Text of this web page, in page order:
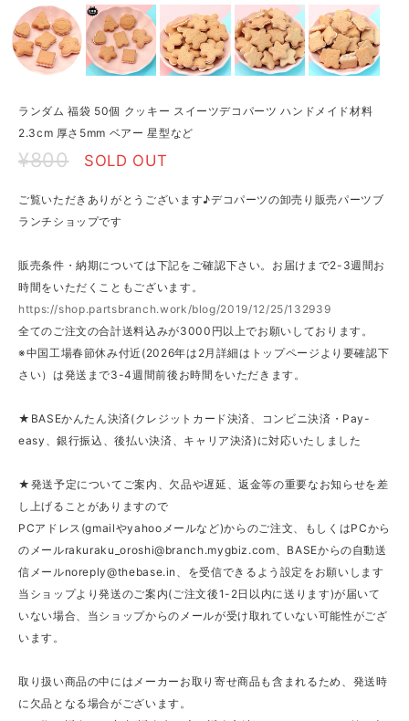
ランダム 福袋 50個 クッキー スイーツデコパーツ ハンドメイド材料
2.3cm 厚さ5mm ベアー 星型など
¥800 SOLD OUT
ご覧いただきありがとうございます♪デコパーツの卸売り販売パーツブ
ランチショップです
販売条件・納期については下記をご確認下さい。お届けまで2-3週間お
時間をいただくこともございます。
https://shop.partsbranch.work/blog/2019/12/25/132939
全てのご注文の合計送料込みが3000円以上でお願いしております。
※中国工場春節休み付近(2026年は2月詳細はトップページより要確認下
さい）は発送まで3-4週間前後お時間をいただきます。
★BASEかんたん決済(クレジットカード決済、コンビニ決済・Pay-
easy、銀行振込、後払い決済、キャリア決済)に対応いたしました
★発送予定についてご案内、欠品や遅延、返金等の重要なお知らせを差
し上げることがありますので
PCアドレス(gmailやyahooメールなど)からのご注文、もしくはPCから
のメールrakuraku_oroshi@branch.mygbiz.com 、BASEからの自動送
信メールnoreply@thebase.in
、を受信できるよう設定をお願いします
当ショップより発送のご案内(ご注文後1-2日以内に送ります)が届いて
いない場合、当ショップからのメールが受け取れていない可能性がござ
います。
取り扱い商品の中にはメーカーお取り寄せ商品も含まれるため、発送時
に欠品となる場合がございます。